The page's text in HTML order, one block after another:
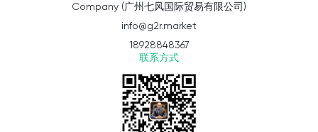
Company (广州七风国际贸易有限公司)
info@g2r.market
18928848367
联系方式